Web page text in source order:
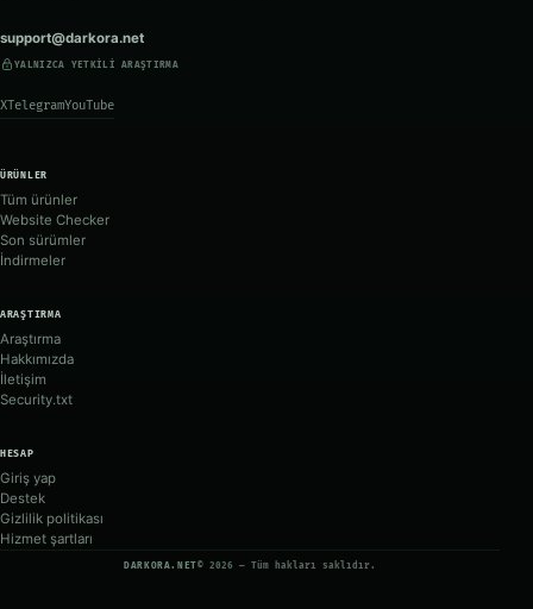
support@darkora.net
YALNIZCA YETKILI ARAŞTIRMA
XTelegramYouTube
ÜRÜNLER
Tüm ürünler
Website Checker
Son sürümler
İndirmeler
ARAŞTIRMA
Araştırma
Hakkımızda
İletişim
Security.txt
HESAP
Giriş yap
Destek
Gizlilik politikası
Hizmet şartları
DARKORA.NET© 2026 — Tüm hakları saklıdır.